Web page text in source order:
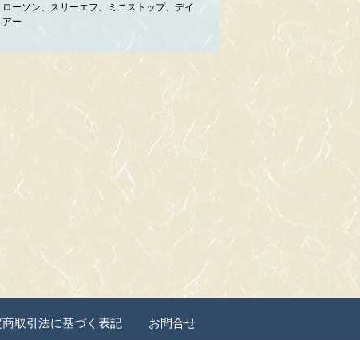
ーソン、スリーエフ、ミニストップ、デイ
ー
取引法に基づく表記 お問合せ